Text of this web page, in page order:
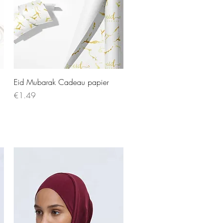
Eid Mubarak Cadeau papier
Price
€1.49